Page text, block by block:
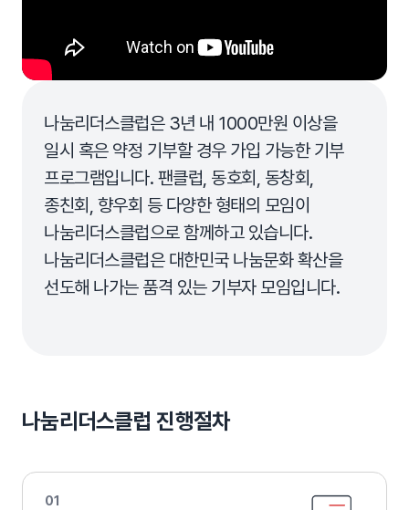
나눔리더스클럽은 3년 내 1000만원 이상을
일시 혹은 약정 기부할 경우 가입 가능한 기부
프로그램입니다. 팬클럽, 동호회, 동창회,
종친회, 향우회 등 다양한 형태의 모임이
나눔리더스클럽으로 함께하고 있습니다.
나눔리더스클럽은 대한민국 나눔문화 확산을
선도해 나가는 품격 있는 기부자 모임입니다.
나눔리더스클럽 진행절차
01